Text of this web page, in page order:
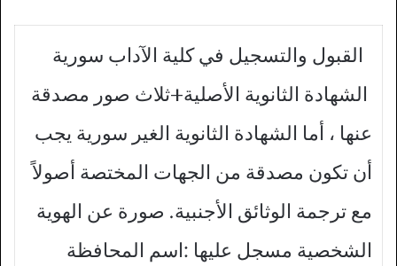
القبول والتسجيل في كلية الآداب سورية
الشهادة الثانوية الأصلية+ثلاث صور مصدقة
عنها ، أما الشهادة الثانوية الغير سورية يجب
أن تكون مصدقة من الجهات المختصة أصولاً
مع ترجمة الوثائق الأجنبية. صورة عن الهوية
الشخصية مسجل عليها :اسم المحافظة